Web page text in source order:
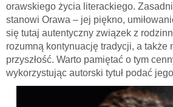
orawskiego życia literackiego.
stanowi Orawa – jej piękno,
się tutaj autentyczny związek z
rozumną kontynuację tradycji, a także
przyszłość. Warto pamiętać o tym
wykorzystując autorski tytuł podać